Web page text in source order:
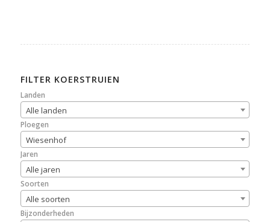
FILTER KOERSTRUIEN
Landen
Alle landen
Ploegen
Wiesenhof
Jaren
Alle jaren
Soorten
Alle soorten
Bijzonderheden